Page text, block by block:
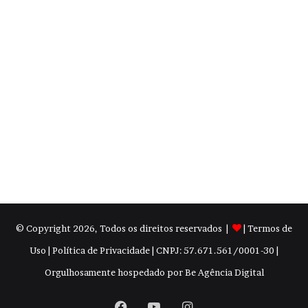
© Copyright 2026, Todos os direitos reservados | | Termos de
Uso | Política de Privacidade| CNPJ: 57.671.561/0001-30 |
Orgulhosamente hospedado porBe Agência Digital